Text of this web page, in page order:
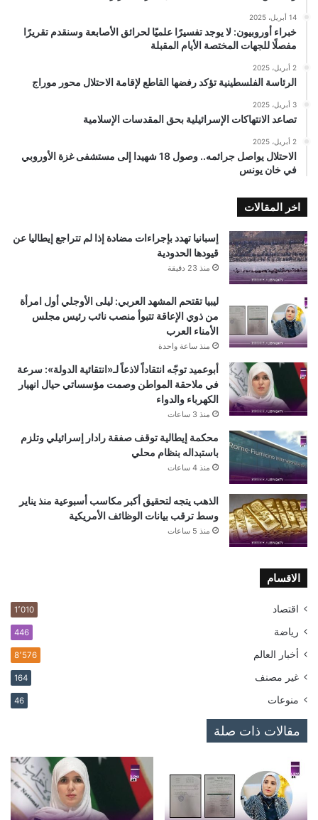
14 أبريل، 2025
خبراء أوروبيون: لا يوجد تفسيرًا علميًا لحرائق الأصابعة وسنقدم تقريرًا
مفصلًا للجهات المختصة الأيام المقبلة
2 أبريل، 2025
الرئاسة الفلسطينية تؤكد رفضها القاطع لإقامة الاحتلال محور موراج
3 أبريل، 2025
تصاعد الانتهاكات الإسرائيلية بحق المقدسات الإسلامية
2 أبريل، 2025
الاحتلال يواصل جرائمه.. وصول 18 شهيدا إلى مستشفى غزة الأوروبي
في خان يونس
اخر المقالات
إسبانيا تهدد بإجراءات مضادة إذا لم تتراجع إيطاليا عن
قيودها الحدودية
منذ 23 دقيقة
ليبيا تقتحم المشهد العربي: ليلى الأوجلي أول امرأة
من ذوي الإعاقة تتبوأ منصب نائب رئيس مجلس
الأمناء العرب
منذ ساعة واحدة
أبوعميد توجّه انتقاداً لاذعاً لـ«انتقائية الدولة»: سرعة
في ملاحقة المواطن وصمت مؤسساتي حيال انهيار
الكهرباء والدواء
منذ 3 ساعات
محكمة إيطالية توقف صفقة رادار إسرائيلي وتلزم
باستبداله بنظام محلي
منذ 4 ساعات
الذهب يتجه لتحقيق أكبر مكاسب أسبوعية منذ يناير
وسط ترقب بيانات الوظائف الأمريكية
منذ 5 ساعات
الاقسام
اقتصاد 1٬010
رياضة 446
أخبار العالم 8٬576
غير مصنف 164
منوعات 46
مقالات ذات صلة